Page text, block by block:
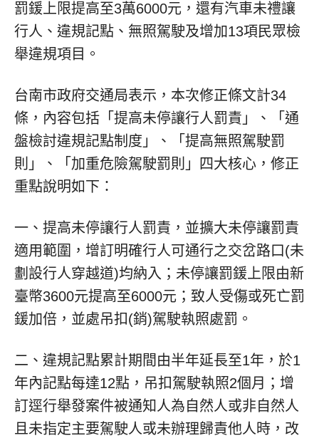
罰鍰上限提高至3萬6000元，還有汽車未禮讓
行人、違規記點、無照駕駛及增加13項民眾檢
舉違規項目。
台南市政府交通局表示，本次修正條文計34
條，內容包括「提高未停讓行人罰責」、「通
盤檢討違規記點制度」、「提高無照駕駛罰
則」、「加重危險駕駛罰則」四大核心，修正
重點說明如下：
一、提高未停讓行人罰責，並擴大未停讓罰責
適用範圍，增訂明確行人可通行之交岔路口(未
劃設行人穿越道)均納入；未停讓罰鍰上限由新
臺幣3600元提高至6000元；致人受傷或死亡罰
鍰加倍，並處吊扣(銷)駕駛執照處罰。
二、違規記點累計期間由半年延長至1年，於1
年內記點每達12點，吊扣駕駛執照2個月；增
訂逕行舉發案件被通知人為自然人或非自然人
且未指定主要駕駛人或未辦理歸責他人時，改